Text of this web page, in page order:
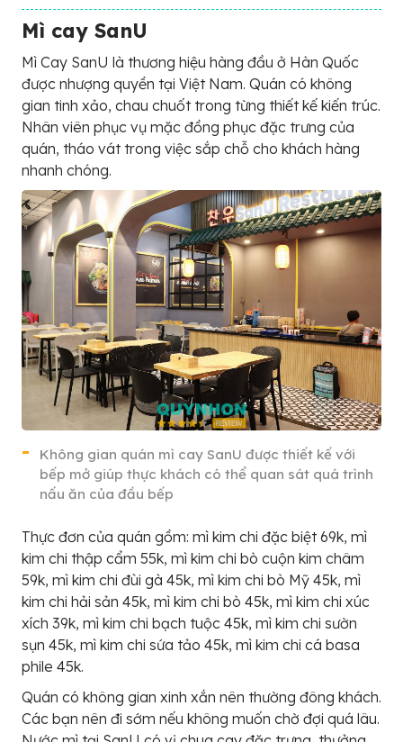
Mì cay SanU
Mì Cay SanU là thương hiệu hàng đầu ở Hàn Quốc
được nhượng quyền tại Việt Nam. Quán có không
gian tinh xảo, chau chuốt trong từng thiết kế kiến trúc.
Nhân viên phục vụ mặc đồng phục đặc trưng của
quán, tháo vát trong việc sắp chỗ cho khách hàng
nhanh chóng.
Không gian quán mì cay SanU được thiết kế với
bếp mở giúp thực khách có thể quan sát quá trình
nấu ăn của đầu bếp
Thực đơn của quán gồm: mì kim chi đặc biệt 69k, mì
kim chi thập cẩm 55k, mì kim chi bò cuộn kim châm
59k, mì kim chi đùi gà 45k, mì kim chi bò Mỹ 45k, mì
kim chi hải sản 45k, mì kim chi bò 45k, mì kim chi xúc
xích 39k, mì kim chi bạch tuộc 45k, mì kim chi sườn
sụn 45k, mì kim chi sứa tảo 45k, mì kim chi cá basa
phile 45k.
Quán có không gian xinh xắn nên thường đông khách.
Các bạn nên đi sớm nếu không muốn chờ đợi quá lâu.